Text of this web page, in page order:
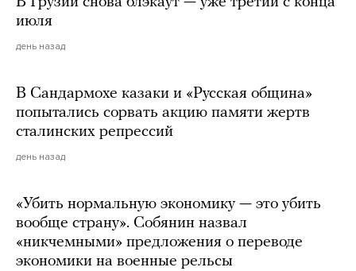
июля
день назад
В Сандармохе казаки и «Русская община»
попытались сорвать акцию памяти жертв
сталинских репрессий
день назад
«Убить нормальную экономику — это убить
вообще страну». Собянин назвал
«никчемными» предложения о переводе
экономики на военные рельсы